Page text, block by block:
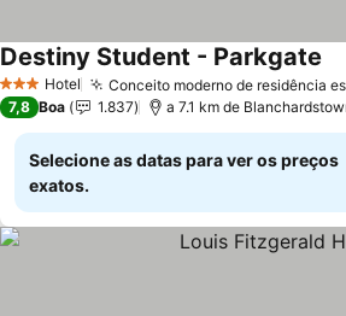
3 EstrelasHotel Conceito moderno de residência
Destiny Student - Parkgate
7,8 Boa 1.837 a 7.1 km de
Selecione as datas para ver os preços
exatos.